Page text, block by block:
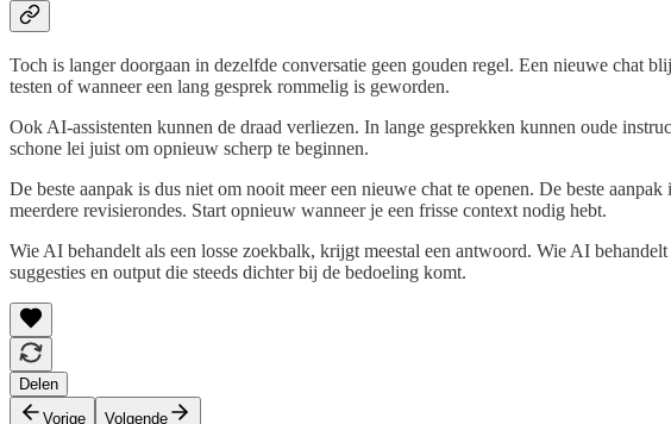
Toch is langer doorgaan in dezelfde conversatie geen gouden regel. Een nieuwe chat
testen of wanneer een lang gesprek rommelig is geworden.
Ook AI-assistenten kunnen de draad verliezen. In lange gesprekken kunnen oude
schone lei juist om opnieuw scherp te beginnen.
De beste aanpak is dus niet om nooit meer een nieuwe chat te openen. De beste
meerdere revisierondes. Start opnieuw wanneer je een frisse context nodig hebt.
Wie AI behandelt als een losse zoekbalk, krijgt meestal een antwoord. Wie AI
suggesties en output die steeds dichter bij de bedoeling komt.
Delen
Vorige
Volgende